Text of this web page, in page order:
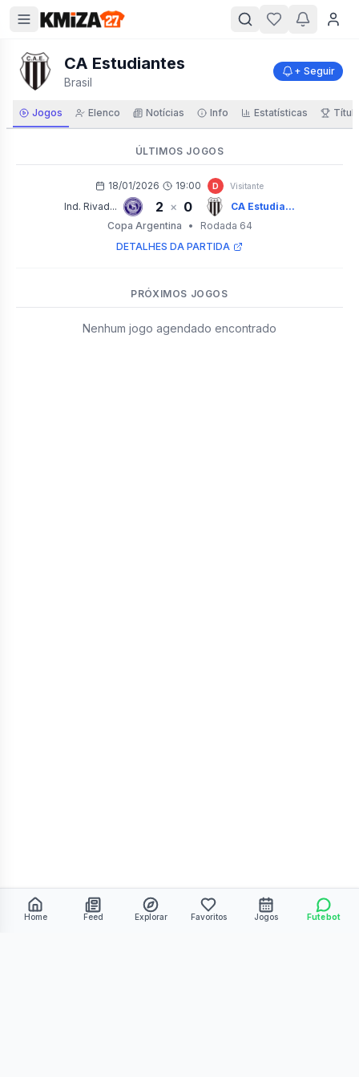
CA Estudiantes
Brasil
+ Seguir
Jogos Elenco Notícias Info Estatísticas
ÚLTIMOS JOGOS
18/01/2026 19:00 D Visitante
Ind. Rivad... 2 × 0
CA Estudia...
Copa Argentina
•
Rodada 64
DETALHES DA PARTIDA
PRÓXIMOS JOGOS
Nenhum jogo agendado encontrado
Home Feed Explorar Favoritos Jogos Futebot